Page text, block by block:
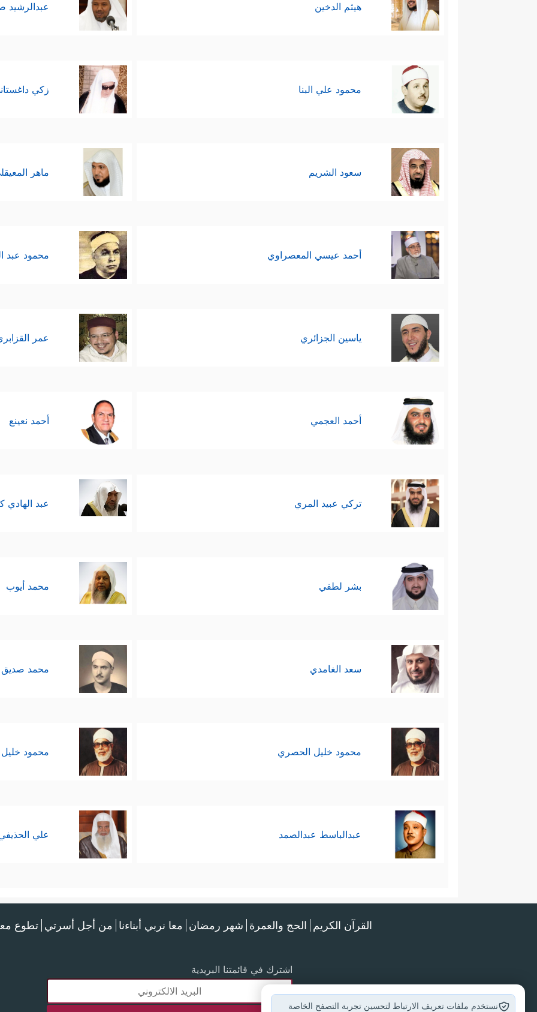
هيثم الدخين عبدالرشيد
محمود علي البنا زكي
سعود الشريم ماهر
أحمد عيسي المعصراوي محمود عبد
ياسين الجزائري عمر
أحمد العجمي أحمد نعينع
تركي عبيد المري عبد الهادي
بشر لطفي محمد أيوب
سعد الغامدي محمد صديق
محمود خليل الحصري محمود
عبدالباسط عبدالصمد علي
القرآن الكريم الحج والعمرة شهر رمضان معا نربي أبناءنا من أجل أسرتي تطوع
اشترك في قائمتنا البريدية
نستخدم ملفات تعريف الارتباط لتحسين تجربة التصفح الخاصة